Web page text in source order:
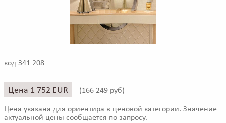
код 341 208
Цена 1 752 EUR (166 249 руб)
Цена указана для ориентира в ценовой категории. Значение
актуальной цены сообщается по запросу.